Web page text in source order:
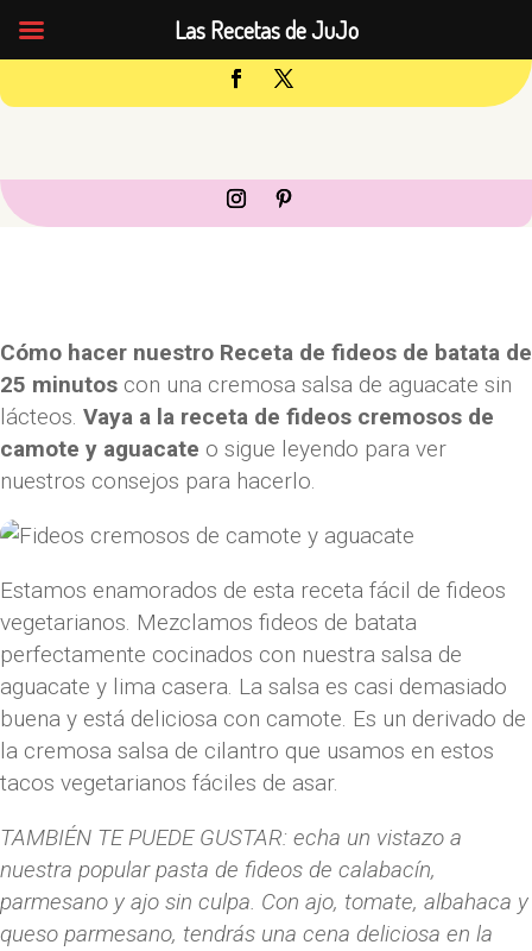
Cómo hacer nuestro Receta de fideos de batata de
25 minutos con una cremosa salsa de aguacate sin
lácteos. Vaya a la receta de fideos cremosos de
camote y aguacate o sigue leyendo para ver
nuestros consejos para hacerlo.
Estamos enamorados de esta receta fácil de fideos
vegetarianos. Mezclamos fideos de batata
perfectamente cocinados con nuestra salsa de
aguacate y lima casera. La salsa es casi demasiado
buena y está deliciosa con camote. Es un derivado de
la cremosa salsa de cilantro que usamos en estos
tacos vegetarianos fáciles de asar.
TAMBIÉN TE PUEDE GUSTAR: echa un vistazo a
nuestra popular pasta de fideos de calabacín,
parmesano y ajo sin culpa. Con ajo, tomate, albahaca y
queso parmesano, tendrás una cena deliciosa en la
Las Recetas de JuJo